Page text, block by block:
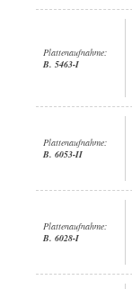
Plattenaufnahme:
B. 5463-I
Plattenaufnahme:
B. 6053-II
Plattenaufnahme:
B. 6028-I